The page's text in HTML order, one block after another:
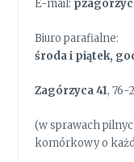
E-mail:
Biuro parafialne:
środa i piątek,
Zagórzyca 41, 76-
(w sprawach
komórkowy o